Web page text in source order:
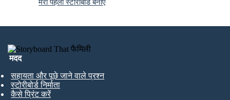
मेरा पहला स्टोरीबोर्ड बनाएं
मदद
सहायता और पूछे जाने वाले प्रश्न
स्टोरीबोर्ड निर्माता
कैसे प्रिंट करें